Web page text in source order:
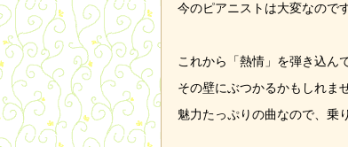
今のピアニストは大変なので
これから「熱情」を弾き込ん
その壁にぶつかるかもしれま
魅力たっぷりの曲なので、乗